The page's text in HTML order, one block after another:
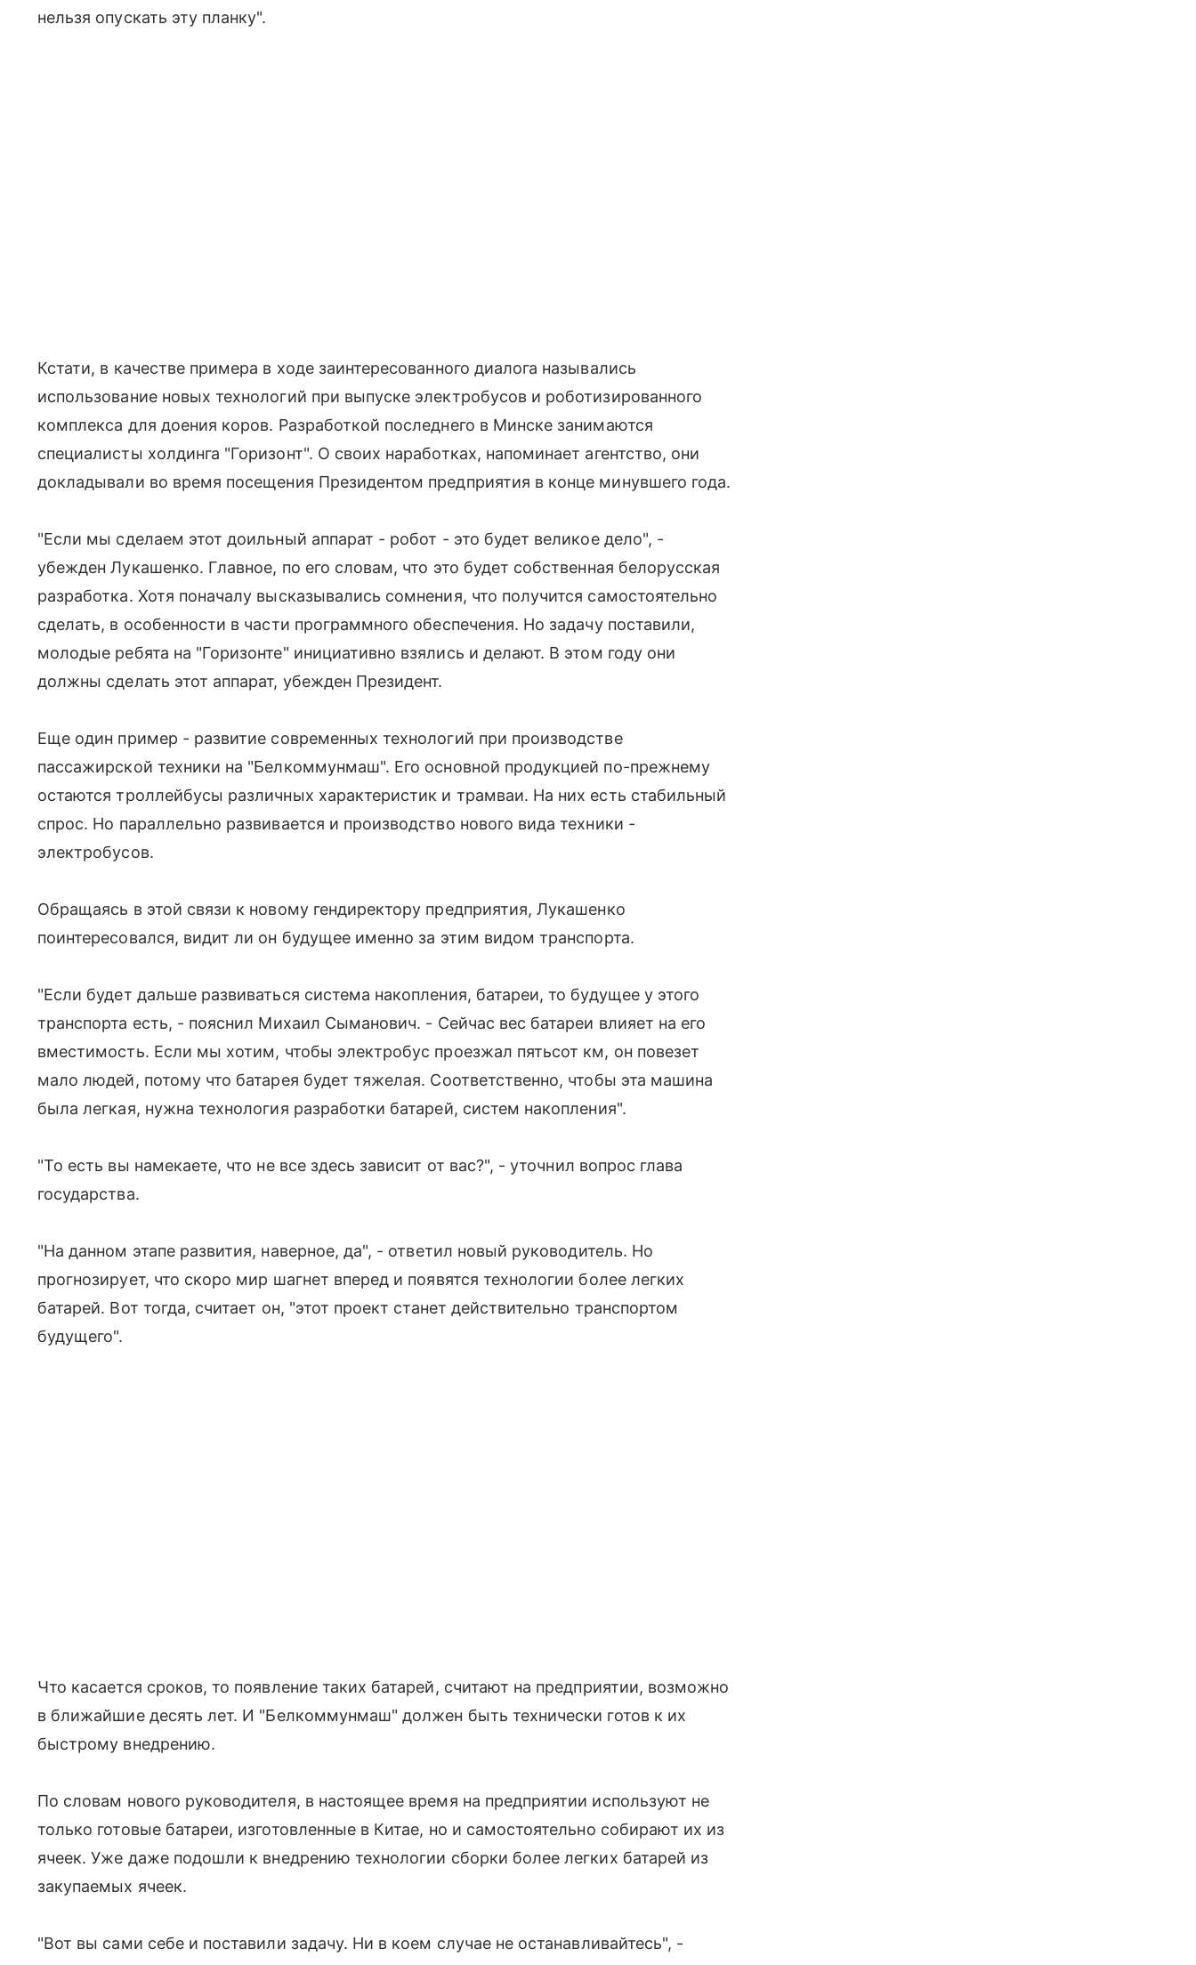
нельзя опускать эту планку".
Кстати, в качестве примера в ходе заинтересованного диалога назывались
использование новых технологий при выпуске электробусов и роботизированного
комплекса для доения коров. Разработкой последнего в Минске занимаются
специалисты холдинга "Горизонт". О своих наработках, напоминает агентство, они
докладывали во время посещения Президентом предприятия в конце минувшего года.
"Если мы сделаем этот доильный аппарат - робот - это будет великое дело", -
убежден Лукашенко. Главное, по его словам, что это будет собственная белорусская
разработка. Хотя поначалу высказывались сомнения, что получится самостоятельно
сделать, в особенности в части программного обеспечения. Но задачу поставили,
молодые ребята на "Горизонте" инициативно взялись и делают. В этом году они
должны сделать этот аппарат, убежден Президент.
Еще один пример - развитие современных технологий при производстве
пассажирской техники на "Белкоммунмаш". Его основной продукцией по-прежнему
остаются троллейбусы различных характеристик и трамваи. На них есть стабильный
спрос. Но параллельно развивается и производство нового вида техники -
электробусов.
Обращаясь в этой связи к новому гендиректору предприятия, Лукашенко
поинтересовался, видит ли он будущее именно за этим видом транспорта.
"Если будет дальше развиваться система накопления, батареи, то будущее у этого
транспорта есть, - пояснил Михаил Сыманович. - Сейчас вес батареи влияет на его
вместимость. Если мы хотим, чтобы электробус проезжал пятьсот км, он повезет
мало людей, потому что батарея будет тяжелая. Соответственно, чтобы эта машина
была легкая, нужна технология разработки батарей, систем накопления".
"То есть вы намекаете, что не все здесь зависит от вас?", - уточнил вопрос глава
государства.
"На данном этапе развития, наверное, да", - ответил новый руководитель. Но
прогнозирует, что скоро мир шагнет вперед и появятся технологии более легких
батарей. Вот тогда, считает он, "этот проект станет действительно транспортом
будущего".
Что касается сроков, то появление таких батарей, считают на предприятии, возможно
в ближайшие десять лет. И "Белкоммунмаш" должен быть технически готов к их
быстрому внедрению.
По словам нового руководителя, в настоящее время на предприятии используют не
только готовые батареи, изготовленные в Китае, но и самостоятельно собирают их из
ячеек. Уже даже подошли к внедрению технологии сборки более легких батарей из
закупаемых ячеек.
"Вот вы сами себе и поставили задачу. Ни в коем случае не останавливайтесь", -